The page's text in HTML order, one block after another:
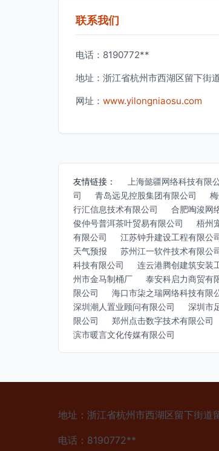
联系我们
电话：8190772**
地址：浙江省杭州市西湖区留下街
网址： www.yilongniaosu.com
友情链接： 上海懿疆网络科技有限
司
青岛远见控股集团有限公司
行汇信息技术有限公司
合肥啕浚网
俊仲号普洱茶叶贸易有限公司
梧州
有限公司
江苏钟升建设工程有限公
天气预报
苏州江一软件技术有限公
科技有限公司
连云港腾创建筑安装
州市金马制桶厂
泰安科启力商贸有
限公司
海口市柒之瑞网络科技有限
深圳潮人置业顾问有限公司
深圳市
限公司
郑州点击数字技术有限公司
滨市暖言文化传媒有限公司
地址：浙江省杭州市西湖区留下街道
电话：8190772**